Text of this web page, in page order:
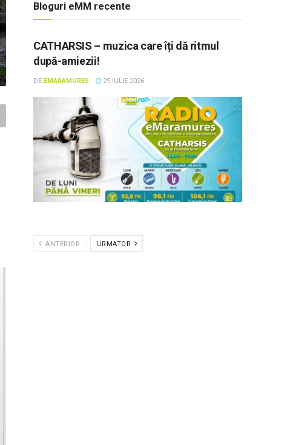
Bloguri eMM recente
CATHARSIS – muzica care îți dă ritmul
după-amiezii!
DE EMARAMUREȘ 29 IULIE 2026
ANTERIOR URMATOR